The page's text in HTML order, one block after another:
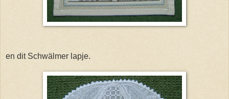
en dit Schwälmer lapje.